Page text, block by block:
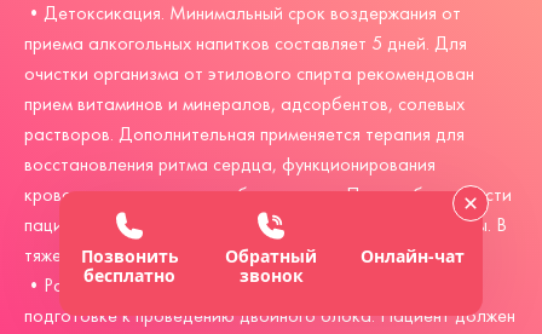
•Детоксикация. Минимальный срок воздержания от
приема алкогольных напитков составляет 5 дней. Для
очистки организма от этилового спирта рекомендован
прием витаминов и минералов, адсорбентов, солевых
растворов. Дополнительная применяется терапия для
восстановления ритма сердца, функционирования
кровотока, давления и работы печени. При необходимости
пациенту вводятся анальгетики и седативные препараты. В
тяжелых случаях – проводится плазмаферез.
•Работа с психологом. Она играет большую роль в
подготовке к проведению двойного блока. Пациент должен
Позвонить
бесплатно
Обратный
звонок
Онлайн-чат